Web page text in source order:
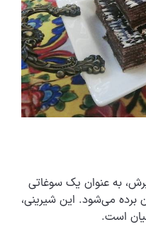
به عنوان یک سوغاتی
برده می‌شود. این شیرینی،
است.